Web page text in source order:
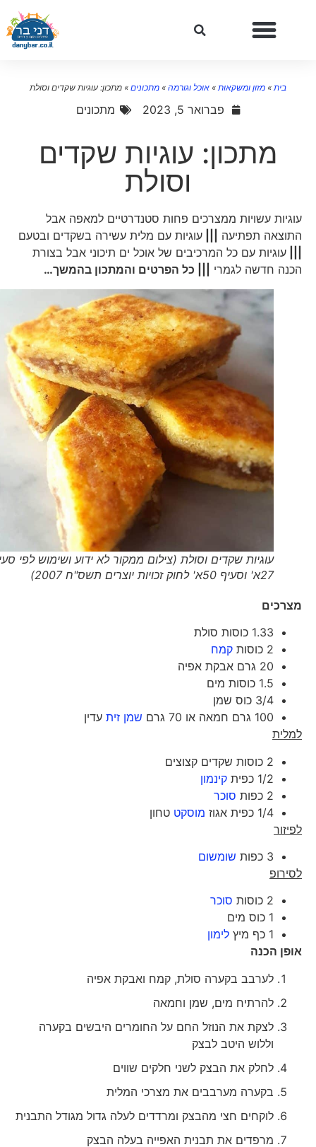
»מזון ומשקאות»אוכל וגורמה»מתכונים»מתכון: עוגיות שקדים וסולת
פברואר 5, 2023 מתכונים
מתכון: עוגיות שקדים
וסולת
עוגיות עשויות ממצרכים פחות סטנדרטיים למאפה אבל
התוצאה תפתיעה|||
עוגיות עם מלית עשירה בשקדים ובטעם
עוגיות עם כל המרכיבים של אוכל ים תיכוני אבל בצורת
הכנה חדשה לגמרי||| כל הפרטים והמתכון בהמשך…
עוגיות שקדים וסולת (צילום ממקור לא ידוע ושימוש לפי סעיף
מצרכים
1.33 כוסות סולת
2 כוסות
קמח
20 גרם אבקת אפיה
1.5 כוסות מים
3/4 כוס שמן
100 גרם חמאה או 70 גרם
שמן זית עדין
למלית
2 כוסות שקדים קצוצים
1/2 כפית
קינמון
2 כפות
סוכר
1/4 כפית אגוז
מוסקטטחון
לפיזור
3 כפות
שומשום
לסירופ
2 כוסות
סוכר
1 כוס מים
1 כף מיץ
לימון
אופן הכנה
לערבב בקערה סולת, קמח ואבקת אפיה
להרתיח מים, שמן וחמאה
לצקת את הנוזל החם על החומרים היבשים בקערה
וללוש היטב לבצק
לחלק את הבצק לשני חלקים שווים
בקערה מערבבים את מצרכי המלית
לוקחים חצי מהבצק ומרדדים לעלה גדול מגודל התבנית
מרפדים את תבנית האפייה בעלה הבצק